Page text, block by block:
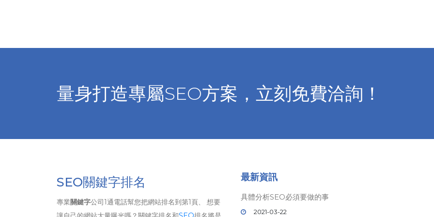
量身打造專屬SEO方案，立刻免費洽詢！
SEO關鍵字排名
專業關鍵字公司1通電話幫您把網站排名到第1頁、 想要
最新資訊
具體分析SEO必須要做的事
2021-03-22